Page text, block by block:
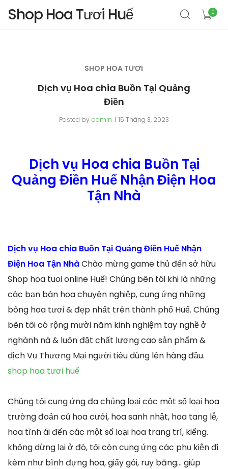
Shop Hoa Tươi Huế 0
SHOP HOA TƯƠI
Dịch vụ Hoa chia Buồn Tại Quảng
Điền
Posted by admin 15 Tháng 3, 2023
Dịch vụ Hoa chia Buồn Tại
Quảng Điền Huế Nhận Điện Hoa
Tận Nhà
Dịch vụ Hoa chia Buồn Tại Quảng Điền Huế Nhận
Điện Hoa Tận NhàChào mừng game thủ đến sở hữu
Shop hoa tuoi online Huế! Chúng bên tôi khi là những
các bạn bán hoa chuyên nghiệp, cung ứng những
bông hoa tươi & đẹp nhất trên thành phố Huế. Chúng
bên tôi có rộng mười năm kinh nghiệm tay nghề ở
nghành nà & luôn đặt chất lượng cao sản phẩm &
dịch Vụ Thương Mại người tiêu dùng lên hàng đầu.
shop hoa tươi huế
Chúng tôi cung ứng đa chủng loại các một số loại hoa
trường đoản cú hoa cưới, hoa sanh nhật, hoa tang lễ,
hoa tình ái đến các một số loại hoa trang trí, kiểng.
không dừng lại ở đó, tôi còn cung ứng các phụ kiện đi
kèm như bình đựng hoa, giấy gói, ruy băng… giúp